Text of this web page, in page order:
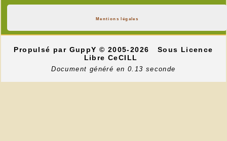
Mentions légales
Propulsé par GuppY© 2005-2026
Sous Licence
Libre CeCILL
Document généré en 0.13 seconde